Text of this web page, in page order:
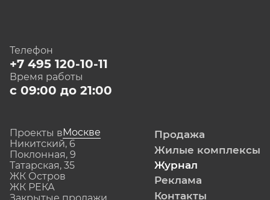
Телефон
+7 495 120-10-11
Время работы
с 09:00 до 21:00
Проекты вМоскве
Никитский, 6
Поклонная, 9
Татарская, 35
ЖК Остров
ЖК РЕКА
Продажа
Жилые комплексы
Журнал
Реклама
Контакты